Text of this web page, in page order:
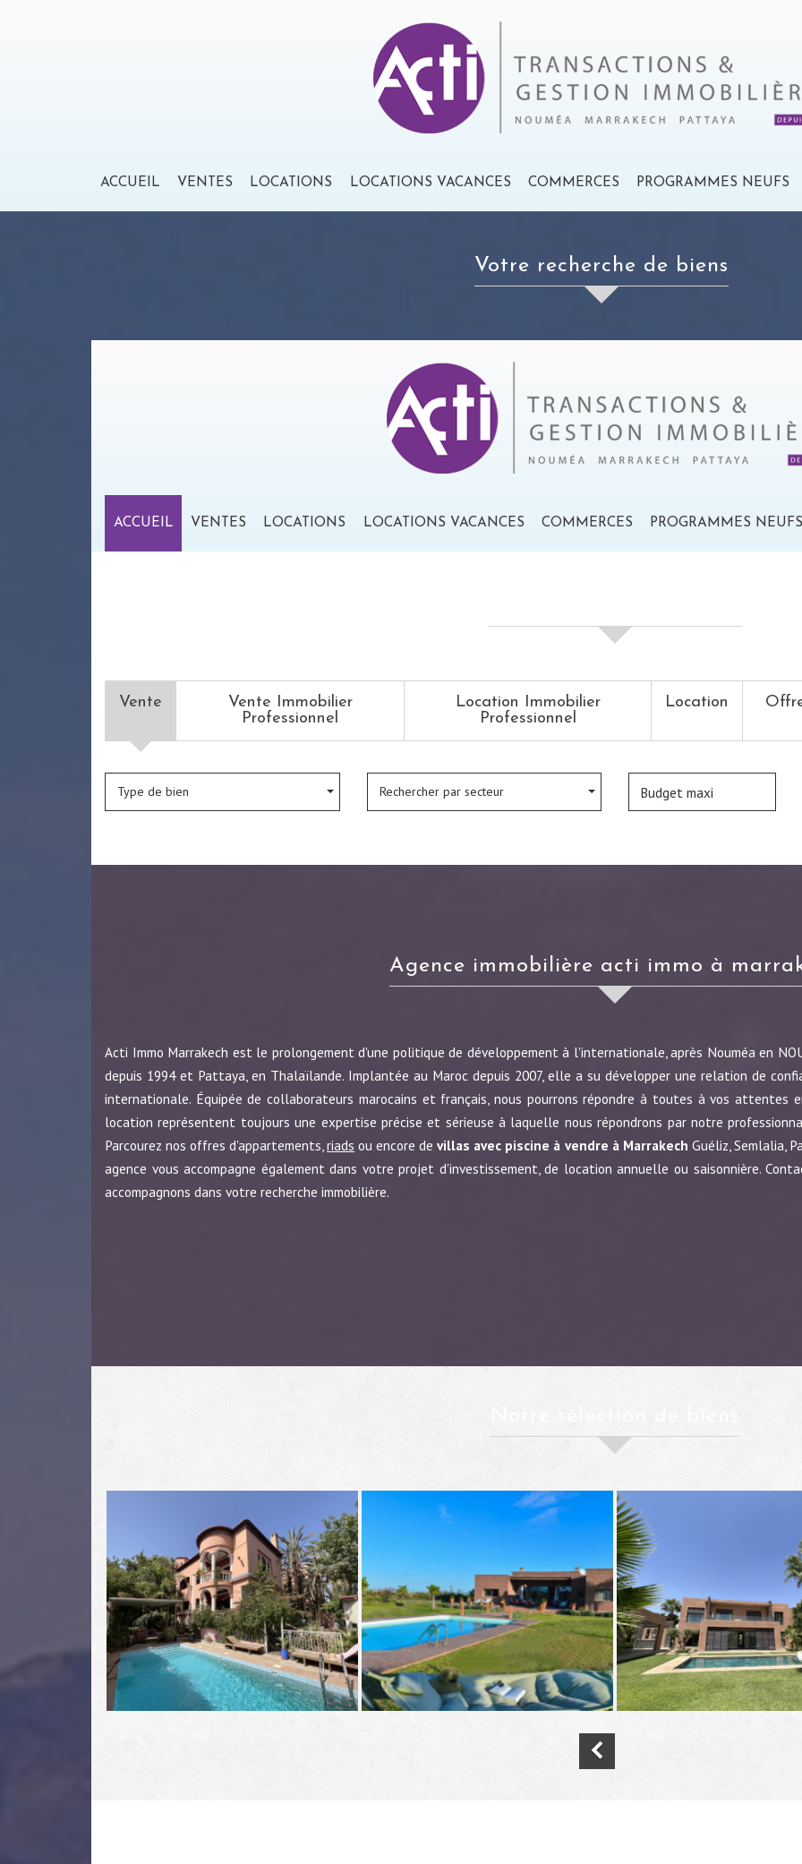
ACCUEIL VENTES LOCATIONS LOCATIONS VACANCES COMMERCES PROGRAMMES NEUFS
votre recherche de biens
ACCUEIL VENTES LOCATIONS LOCATIONS VACANCES COMMERCES PROGRAMMES
Vente
Vente Immobilier
Professionnel
Location Immobilier
Professionnel
Location
Type de bien Rechercher par secteur
agence immobilière acti immo à
Acti Immo Marrakech est le prolongement d'une politique de développement à l'internationale, après Nouméa en
depuis 1994 et Pattaya, en Thalaïlande. Implantée au Maroc depuis 2007, elle a su développer une relation de
internationale. Équipée de collaborateurs marocains et français, nous pourrons répondre à toutes à vos attentes
location représentent toujours une expertise précise et sérieuse à laquelle nous répondrons par notre
Parcourez nos offres d'appartements,riads ou encore devillas avec piscine à vendre à Marrakech Guéliz, Semlalia,
agence vous accompagne également dans votre projet d'investissement, de location annuelle ou saisonnière.
accompagnons dans votre recherche immobilière.